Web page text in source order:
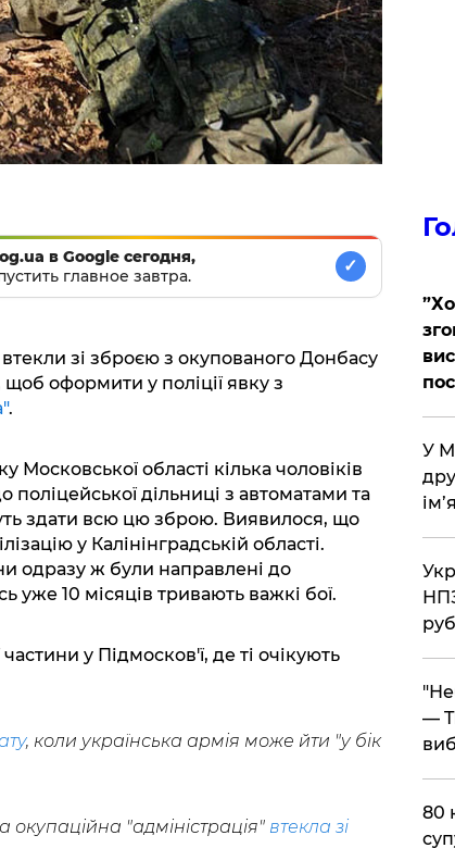
в Google сегодня,
главное завтра.
✓
зі зброєю з окупованого Донбасу
оформити у поліції явку з
.
області кілька чоловіків
дільниці з автоматами та
здати всю цю зброю. Виявилося, що
у Калінінградській області.
одразу ж були направлені до
уже 10 місяців тривають важкі бої.
у Підмосков'ї, де ті очікують
, коли українська армія може йти "у бік
окупаційна "адміністрація" втекла зі
​У
ім’я
—
​80